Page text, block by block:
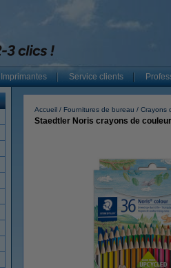
Imprimantes Service clients
Accueil Fournitures de bureau Crayons
Staedtler Noris crayons de